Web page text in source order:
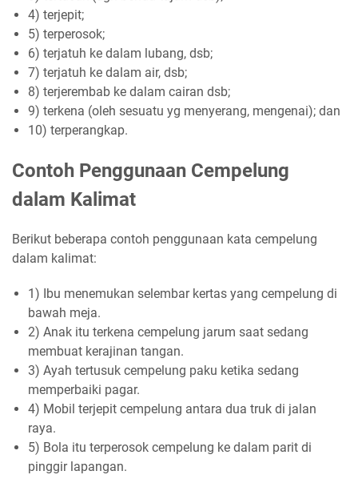
4) terjepit;
5) terperosok;
6) terjatuh ke dalam lubang, dsb;
7) terjatuh ke dalam air, dsb;
8) terjerembab ke dalam cairan dsb;
9) terkena (oleh sesuatu yg menyerang, mengenai); dan
10) terperangkap.
Contoh Penggunaan Cempelung
dalam Kalimat
Berikut beberapa contoh penggunaan kata cempelung
dalam kalimat:
1) Ibu menemukan selembar kertas yang cempelung di
bawah meja.
2) Anak itu terkena cempelung jarum saat sedang
membuat kerajinan tangan.
3) Ayah tertusuk cempelung paku ketika sedang
memperbaiki pagar.
4) Mobil terjepit cempelung antara dua truk di jalan
raya.
5) Bola itu terperosok cempelung ke dalam parit di
pinggir lapangan.